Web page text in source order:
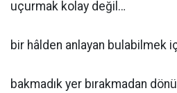
uçurmak kolay değil…
bir hâlden anlayan bulabilmek
bakmadık yer bırakmadan